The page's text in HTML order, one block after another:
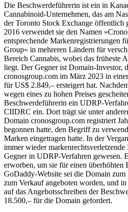
Die Beschwerdeführerin ist ein in
Cannabinoid-Unternehmen, das am
der Toronto Stock Exchange öffentlich
2016 verwendet sie den Namen
entsprechende Markenregistrierungen
Group« in mehreren Ländern für
Bereich Cannabis, wobei das früheste
liegt. Der Gegner ist Domain-Investor,
cronosgroup.com im März 2023 in
für US$ 2.849,– ersteigert hat.
wegen eines zu hohen Preises
Beschwerdeführerin ein UDRP-
CIIDRC ein. Dort trägt sie unter
Domain cronosgroup.com registriert
begonnen hatte, den Begriff zu
Marken eingetragen hatte. In der
immer wieder
Gegner in UDRP-Verfahren gewesen.
erworben, um sie für einen überhöhten
GoDaddy-Website sei die Domain
zum Verkauf angeboten worden, und
auf das Angebotsschreiben der
18.500,– für die Domain gefordert.